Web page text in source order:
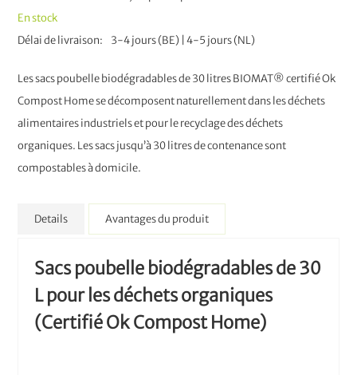
Les sacs poubelle biodégradables de 30 litres BIOMAT® certifié Ok
Compost Home se décomposent naturellement dans les déchets
alimentaires industriels et pour le recyclage des déchets
organiques. Les sacs jusqu’à 30 litres de contenance sont
compostables à domicile.
En stock
Délai de livraison
3-4 jours (BE) | 4-5 jours (NL)
Details
Sacs poubelle biodégradables de 30
L pour les déchets organiques
(Certifié Ok Compost Home)
Avantages du produit